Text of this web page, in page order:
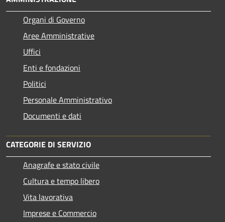
Organi di Governo
Aree Amministrative
Uffici
Enti e fondazioni
Politici
Personale Amministrativo
Documenti e dati
CATEGORIE DI SERVIZIO
Anagrafe e stato civile
Cultura e tempo libero
Vita lavorativa
Imprese e Commercio